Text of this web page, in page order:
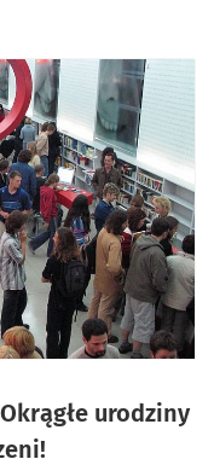
urodziny